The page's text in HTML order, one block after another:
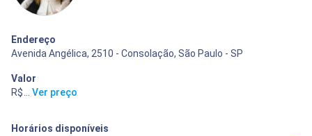
Endereço
Avenida Angélica, 2510 - Consolação, São Paulo - SP
Valor
R$ 400,00
Ver preço
Horários disponíveis